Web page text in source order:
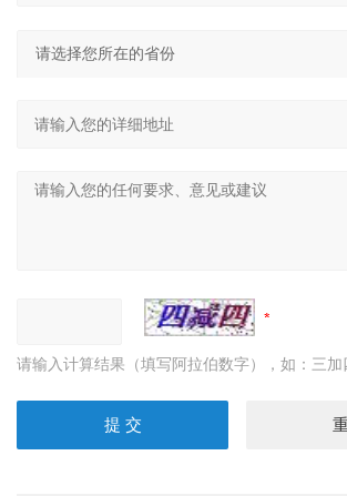
请输入计算结果（填写阿拉伯数字），如：三加